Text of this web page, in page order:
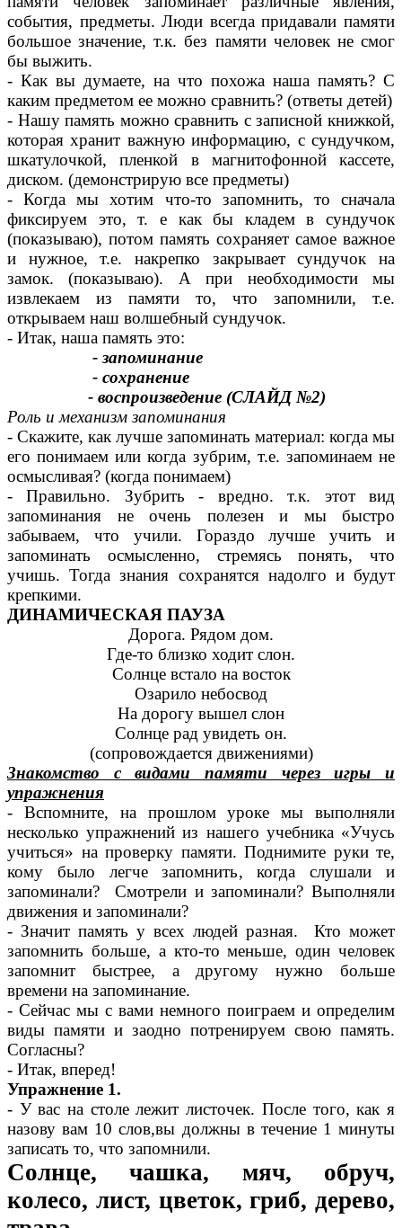
события, предметы. Люди всегда придавали памяти
большое значение, т.к. без памяти человек не смог
бы выжить.
- Как вы думаете, на что похожа наша память? С
каким предметом ее можно сравнить? (ответы детей)
- Нашу память можно сравнить с записной книжкой,
которая хранит важную информацию, с сундучком,
шкатулочкой, пленкой в магнитофонной кассете,
диском. (демонстрирую все предметы)
- Когда мы хотим что-то запомнить, то сначала
фиксируем это, т. е как бы кладем в сундучок
(показываю), потом память сохраняет самое важное
и нужное, т.е. накрепко закрывает сундучок на
замок. (показываю). А при необходимости мы
извлекаем из памяти то, что запомнили, т.е.
открываем наш волшебный сундучок.
- Итак, наша память это:
- запоминание
- сохранение
- воспроизведение (СЛАЙД №2)
Роль и механизм запоминания
- Скажите, как лучше запоминать материал: когда мы
его понимаем или когда зубрим, т.е. запоминаем не
осмысливая? (когда понимаем)
- Правильно. Зубрить - вредно. т.к. этот вид
запоминания не очень полезен и мы быстро
забываем, что учили. Гораздо лучше учить и
запоминать осмысленно, стремясь понять, что
учишь. Тогда знания сохранятся надолго и будут
крепкими.
ДИНАМИЧЕСКАЯ ПАУЗА
Дорога. Рядом дом.
Где-то близко ходит слон.
Солнце встало на восток
Озарило небосвод
На дорогу вышел слон
Солнце рад увидеть он.
(сопровождается движениями)
Знакомство с видами памяти через игры и
упражнения
- Вспомните, на прошлом уроке мы выполняли
несколько упражнений из нашего учебника «Учусь
учиться» на проверку памяти. Поднимите руки те,
кому было легче запомнить, когда слушали и
запоминали? Смотрели и запоминали? Выполняли
движения и запоминали?
- Значит память у всех людей разная. Кто может
запомнить больше, а кто-то меньше, один человек
запомнит быстрее, а другому нужно больше
времени на запоминание.
- Сейчас мы с вами немного поиграем и определим
виды памяти и заодно потренируем свою память.
Согласны?
- Итак, вперед!
Упражнение 1.
- У вас на столе лежит листочек. После того, как я
назову вам 10 слов,вы должны в течение 1 минуты
записать то, что запомнили.
Солнце, чашка, мяч, обруч,
колесо, лист, цветок, гриб, дерево,